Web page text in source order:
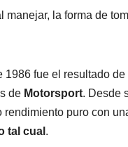
manejar, la forma de
1986 fue el resultado de
de Motorsport. Desde
rendimiento puro con
tal cual .